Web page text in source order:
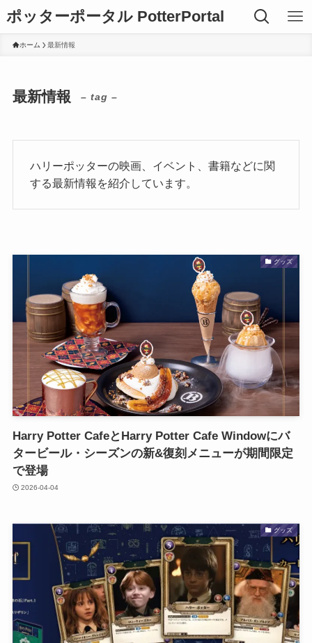
ポッターポータル PotterPortal
ホーム 最新情報
最新情報 – tag –
ハリーポッターの映画、イベント、書籍などに関
する最新情報を紹介しています。
グッズ
Harry Potter CafeとHarry Potter Cafe Windowにバ
タービール・シーズンの新&復刻メニューが期間限定
で登場
2026-04-04
グッズ